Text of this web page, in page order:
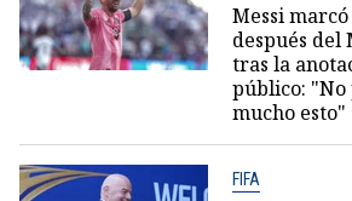
Messi
después del
tras la
público: "No
mucho esto"
FIFA